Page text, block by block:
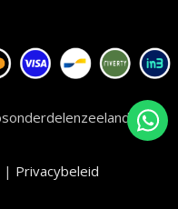
| Privacybeleid